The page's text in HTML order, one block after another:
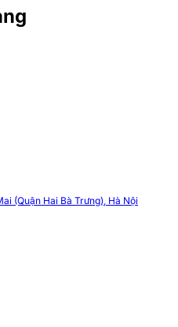
(Quận Hai Bà Trưng), Hà Nội